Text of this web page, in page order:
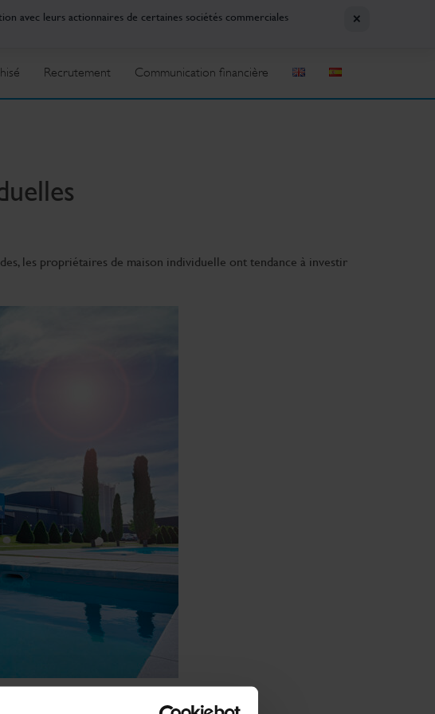
avec leurs actionnaires de certaines sociétés commerciales
×
Recrutement Communication financière
les propriétaires de maison individuelle ont tendance à investir